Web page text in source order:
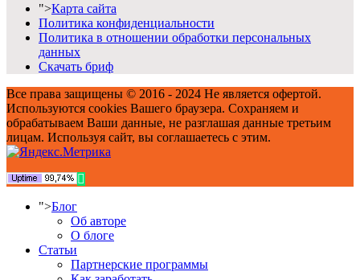
">Карта сайта
Политика конфиденциальности
Политика в отношении обработки персональных
данных
Скачать бриф
Все права защищены © 2016 - 2024 Не является офертой.
Используются cookies Вашего браузера. Сохраняем и
обрабатываем Ваши данные, не разглашая данные третьим
лицам. Используя сайт, вы соглашаетесь с этим.
">Блог
Об авторе
О блоге
Статьи
Партнерские программы